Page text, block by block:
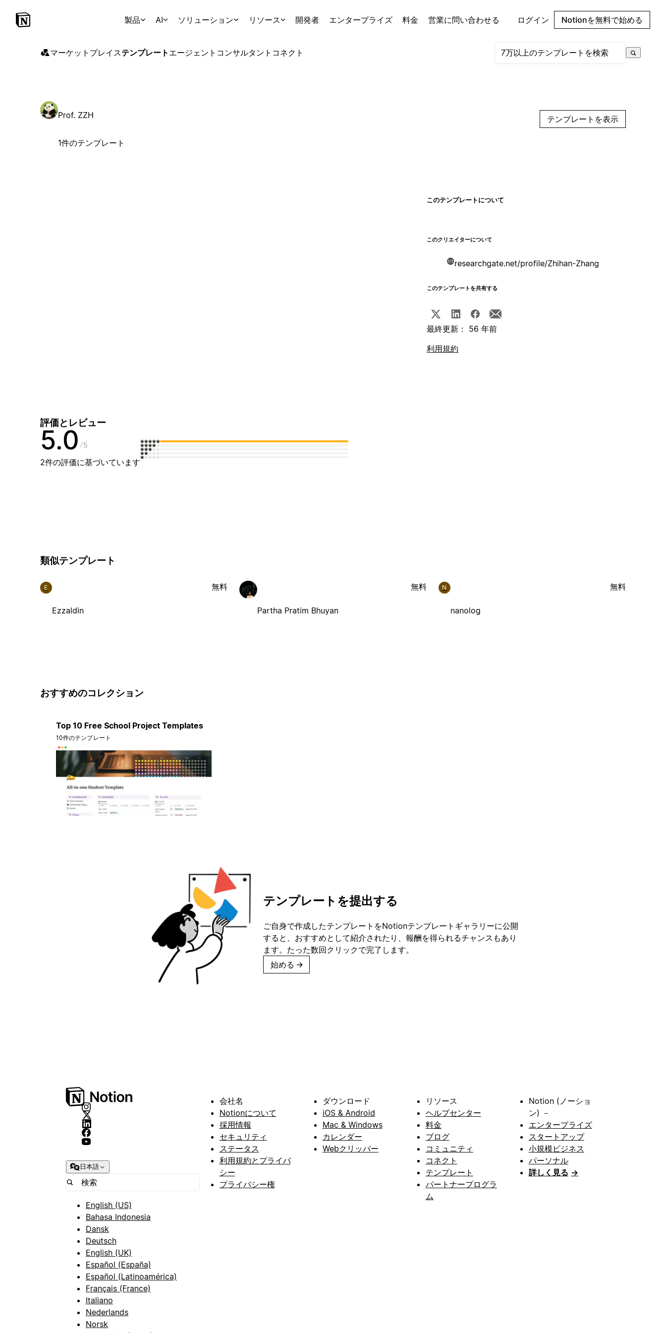
製品 AI ソリューション リソース 開発者 エンタープライズ 料金 営業に問い合わせる ログイン Notionを無料で始める
マーケットプレイステンプレート エージェント コンサルタント コネクト
Prof. ZZH
1件のテンプレート
テンプレートを表示
このテンプレートについて
このクリエイターについて
researchgate.net/profile/Zhihan-Zhang
このテンプレートを共有する
最終更新： 56 年前
利用規約
評価とレビュー
5.0 5
2件の評価に基づいています
類似テンプレート
E
Ezzaldin
無料
Partha Pratim Bhuyan
無料 N
nanolog
無料
おすすめのコレクション
Top 10 Free School Project Templates
10件のテンプレート
テンプレートを提出する
ご自身で作成したテンプレートをNotionテンプレートギャラリーに公開
すると、おすすめとして紹介されたり、報酬を得られるチャンスもあり
ます。たった数回クリックで完了します。
始める →
日本語
English (US)
Bahasa Indonesia
Dansk
Deutsch
English (UK)
Español (España)
Español (Latinoamérica)
Français (France)
Italiano
Nederlands
Norsk
会社名
Notionについて
採用情報
セキュリティ
ステータス
利用規約とプライバ
シー
プライバシー権
ダウンロード
iOS & Android
Mac & Windows
カレンダー
Webクリッパー
リソース
ヘルプセンター
料金
ブログ
コミュニティ
コネクト
テンプレート
パートナープログラ
ム
Notion (ノーショ
ン) －
エンタープライズ
スタートアップ
小規模ビジネス
パーソナル
詳しく見る →